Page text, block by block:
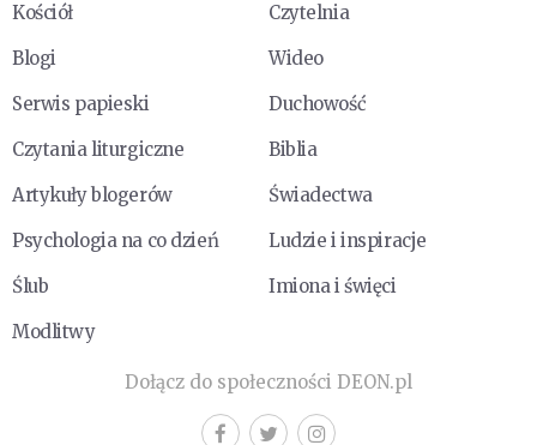
Kościół
Czytelnia
Blogi
Wideo
Serwis papieski
Duchowość
Czytania liturgiczne
Biblia
Artykuły blogerów
Świadectwa
Psychologia na co dzień
Ludzie i inspiracje
Ślub
Imiona i święci
Modlitwy
Dołącz do społeczności DEON.pl